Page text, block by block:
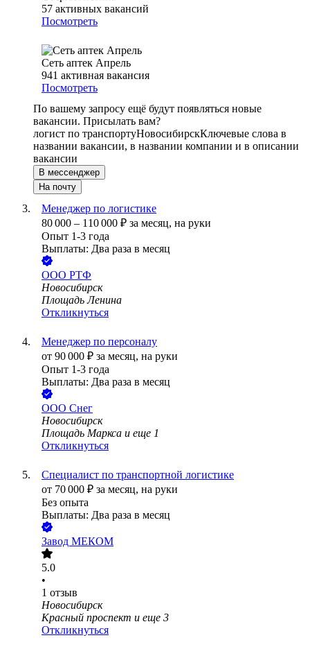
57 активных вакансий
Посмотреть
Сеть аптек Апрель
941 активная вакансия
Посмотреть
По вашему запросу ещё будут появляться новые
вакансии. Присылать вам?
логист по транспортуНовосибирскКлючевые слова в
названии вакансии, в названии компании и в описании
вакансии
В мессенджер
На почту
Менеджер по логистике
80 000 – 110 000 ₽ за месяц, на руки
Опыт 1-3 года
Выплаты: Два раза в месяц
ООО РТФ
Новосибирск
Площадь Ленина
Откликнуться
Менеджер по персоналу
от 90 000 ₽ за месяц, на руки
Опыт 1-3 года
Выплаты: Два раза в месяц
ООО Снег
Новосибирск
Площадь Маркса и еще 1
Откликнуться
Специалист по транспортной логистике
от 70 000 ₽ за месяц, на руки
Без опыта
Выплаты: Два раза в месяц
Завод МЕКОМ
5.0
•
1 отзыв
Новосибирск
Красный проспект и еще 3
Откликнуться